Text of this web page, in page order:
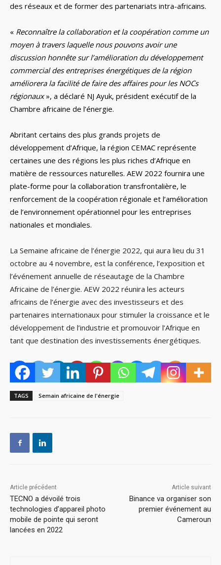
des réseaux et de former des partenariats intra-africains.
« Reconnaître la collaboration et la coopération comme un
moyen à travers laquelle nous pouvons avoir une
discussion honnête sur l’amélioration du développement
commercial des entreprises énergétiques de la région
améliorera la facilité de faire des affaires pour les NOCs
régionaux», a déclaré NJ Ayuk, président exécutif de la
Chambre africaine de l’énergie.
Abritant certains des plus grands projets de
développement d’Afrique, la région CEMAC représente
certaines une des régions les plus riches d’Afrique en
matière de ressources naturelles. AEW 2022 fournira une
plate-forme pour la collaboration transfrontalière, le
renforcement de la coopération régionale et l’amélioration
de l’environnement opérationnel pour les entreprises
nationales et mondiales.
La Semaine africaine de l’énergie 2022, qui aura lieu du 31
octobre au 4 novembre, est la conférence, l’exposition et
l’événement annuelle de réseautage de la Chambre
Africaine de l’énergie. AEW 2022 réunira les acteurs
africains de l’énergie avec des investisseurs et des
partenaires internationaux pour stimuler la croissance et le
développement de l’industrie et promouvoir l’Afrique en
tant que destination des investissements énergétiques.
TAGS Semain africaine de l'énergie
Article précédent
TECNO a dévoilé trois
technologies d’appareil photo
mobile de pointe qui seront
lancées en 2022
Article suivant
Binance va organiser son
premier événement au
Cameroun